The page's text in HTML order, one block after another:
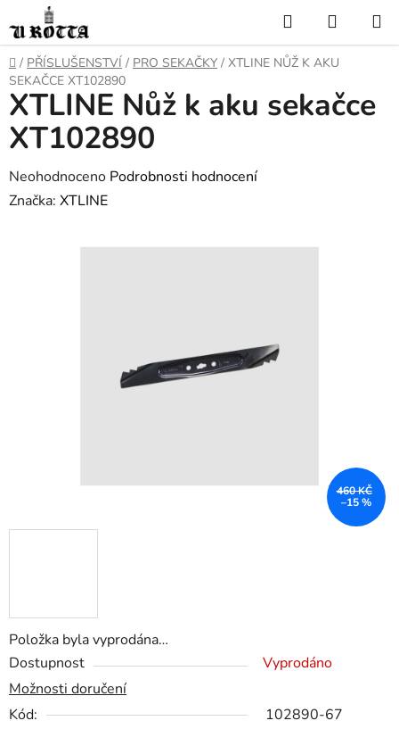
na
obsah
Hledat
KOŠÍK
DOMŮ
/ PŘÍSLUŠENSTVÍ / PRO SEKAČKY / XTLINE NŮŽ K AKU
SEKAČCE XT102890
Položka byla vyprodána…
Dostupnost
Vyprodáno
Možnosti doručení
Kód:
102890-67
XTLINE Nůž k aku sekačce
XT102890
Průměrné
hodnocení
Neohodnoceno Podrobnosti hodnocení
Značka: XTLINE
460 KČ
–15 %